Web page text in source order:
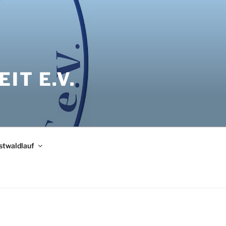
E.V.